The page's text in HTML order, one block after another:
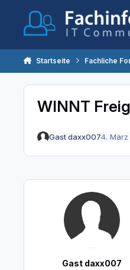
Startseite Fachliche
WINNT
Gast daxx0074.
Gast daxx007